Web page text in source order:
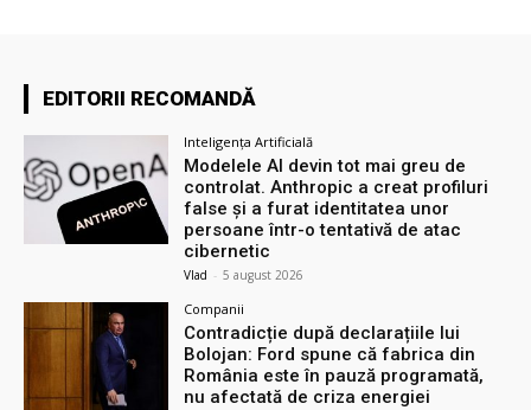
EDITORII RECOMANDĂ
Inteligența Artificială
Modelele AI devin tot mai greu de
controlat. Anthropic a creat profiluri
false și a furat identitatea unor
persoane într-o tentativă de atac
cibernetic
Vlad - 5 august 2026
Companii
Contradicție după declarațiile lui
Bolojan: Ford spune că fabrica din
România este în pauză programată,
nu afectată de criza energiei